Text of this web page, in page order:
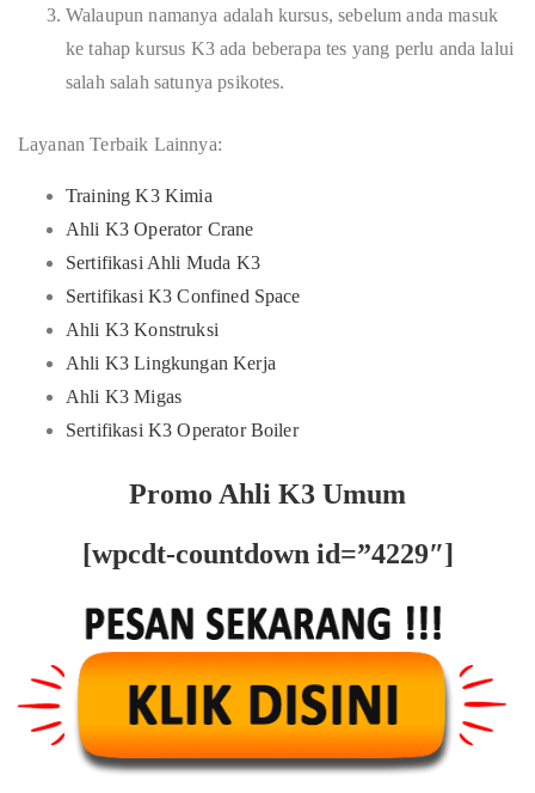
Walaupun namanya adalah kursus, sebelum anda masuk
ke tahap kursus K3 ada beberapa tes yang perlu anda lalui
salah salah satunya psikotes.
Layanan Terbaik Lainnya:
Training K3 Kimia
Ahli K3 Operator Crane
Sertifikasi Ahli Muda K3
Sertifikasi K3 Confined Space
Ahli K3 Konstruksi
Ahli K3 Lingkungan Kerja
Ahli K3 Migas
Sertifikasi K3 Operator Boiler
Promo Ahli K3 Umum
[wpcdt-countdown id=”4229″]